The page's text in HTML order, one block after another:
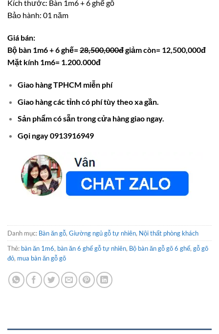
Kích thước: Bàn 1m6 + 6 ghế gỗ
Bảo hành: 01 năm
Giá bán:
Bộ bàn 1m6 + 6 ghế=28,500,000đgiảm còn= 12,500,000đ
Mặt kính 1m6= 1.200.000đ
Giao hàng TPHCM miễn phí
Giao hàng các tỉnh có phí tùy theo xa gần.
Sản phẩm có sẵn trong cửa hàng giao ngay.
Gọi ngay 0913916949
Danh mục: Bàn ăn gỗ, Giường ngủ gỗ tự nhiên, Nội thất phòng khách
Thẻ: bàn ăn 1m6, bàn ăn 6 ghế gỗ tự nhiên, Bộ bàn ăn gỗ gõ 6 ghế, gỗ gõ
đỏ, mua bàn ăn gỗ gõ